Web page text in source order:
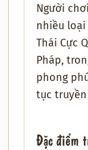
Người
nhiều
Thái Cực
Pháp,
phong
tục
Đặc điểm